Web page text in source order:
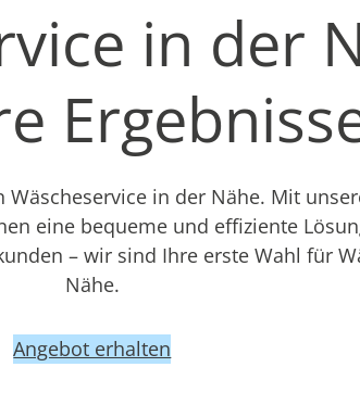
in der
in der Nähe. Mit
eine bequeme und effiziente
– wir sind Ihre erste Wahl für
Nähe.
Angebot erhalten